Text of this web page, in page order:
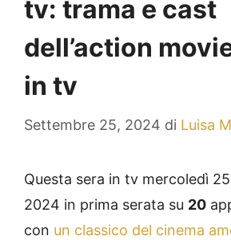
tv: trama e cast
dell’action
in tv
Settembre 25, 2024 di Luisa
Questa sera in tv mercoledì
2024 in prima serata su 20
con un classico del cinema